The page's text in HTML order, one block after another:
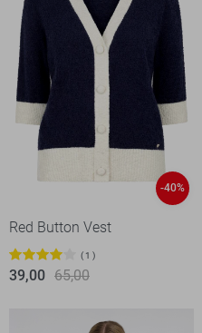
-40%
Red Button Vest
1
39,00 65,00